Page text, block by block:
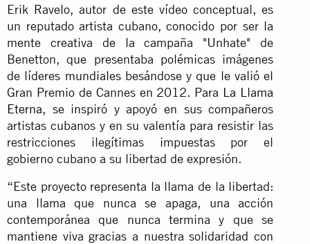
Erik Ravelo, autor de este vídeo conceptual, es
un reputado artista cubano, conocido por ser la
mente creativa de la campaña "Unhate" de
Benetton, que presentaba polémicas imágenes
de líderes mundiales besándose y que le valió el
Gran Premio de Cannes en 2012. Para La Llama
Eterna, se inspiró y apoyó en sus compañeros
artistas cubanos y en su valentía para resistir las
restricciones ilegítimas impuestas por el
gobierno cubano a su libertad de expresión.
“Este proyecto representa la llama de la libertad:
una llama que nunca se apaga, una acción
contemporánea que nunca termina y que se
mantiene viva gracias a nuestra solidaridad con